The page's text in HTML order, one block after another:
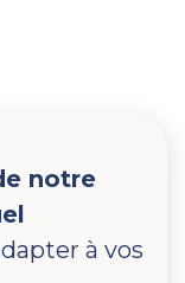
notre
à vos